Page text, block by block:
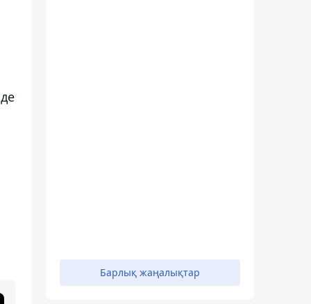
Барлық жаңалықтар